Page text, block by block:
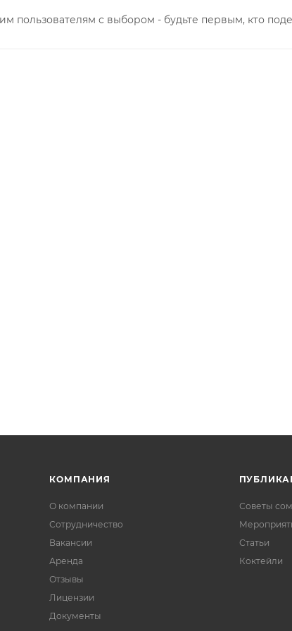
пользователям с выбором - будьте первым, кто
КОМПАНИЯ
О компании
Сотрудничество
Вакансии
Аренда
Отзывы
Лицензии
Документы
Советы
Статьи
Коктейли